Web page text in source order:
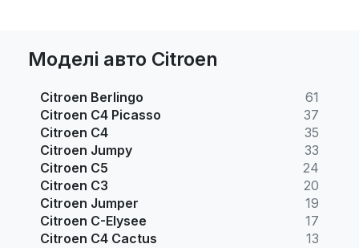
Моделі авто Citroen
Citroen Berlingo
61
Citroen C4 Picasso
37
Citroen C4
35
Citroen Jumpy
33
Citroen C5
24
Citroen C3
20
Citroen Jumper
19
Citroen C-Elysee
17
Citroen C4 Cactus
13